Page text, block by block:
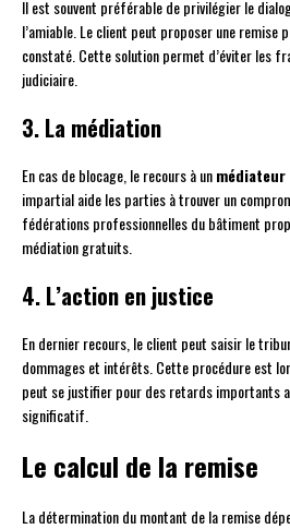
Il est souvent préférable de privilégier le
l’amiable. Le client peut proposer une remise
constaté. Cette solution permet d’éviter les
judiciaire.
3. La médiation
En cas de blocage, le recours à unmédiateur
impartial aide les parties à trouver un
fédérations professionnelles du bâtiment
médiation gratuits.
4. L’action en justice
En dernier recours, le client peut saisir le
dommages et intérêts. Cette procédure est
peut se justifier pour des retards importants
significatif.
Le calcul de la remise
La détermination du montant de la remise